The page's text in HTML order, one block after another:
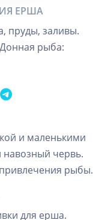
ЕРША
пруды, заливы.
рыба:
и маленькими
червь.
рыбы.
для ерша.